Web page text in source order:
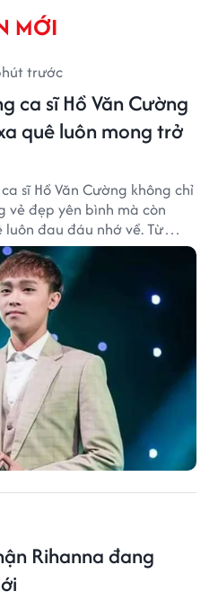
MỚI
trước
ca sĩ Hồ Văn Cường
quê luôn mong trở
sĩ Hồ Văn Cường không chỉ
vẻ đẹp yên bình mà còn
đau đáu nhớ về. Từ
người mộc mạc, tất cả tạo
đất sen hồng.
Rihanna đang